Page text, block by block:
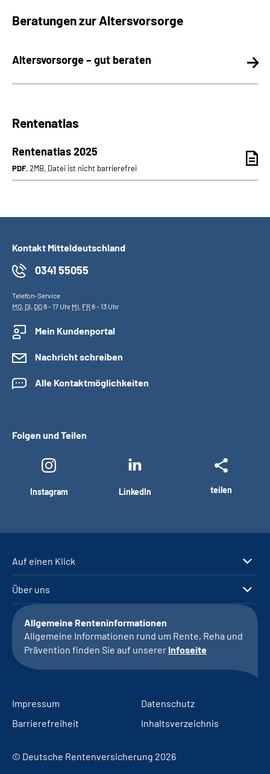
Beratungen zur Altersvorsorge
Altersvorsorge – gut beraten
Rentenatlas
Rentenatlas 2025
PDF, 2MB, Datei ist nicht barrierefrei
Kontakt Mitteldeutschland
0341 55055
Telefon-Service
MO, DI, DO8 - 17 Uhr MI, FR8 - 13 Uhr
Mein Kundenportal
Nachricht schreiben
Alle Kontaktmöglichkeiten
Folgen und Teilen
Instagram LinkedIn teilen
Auf einen Klick
Über uns
Allgemeine Renteninformationen
Allgemeine Informationen rund um Rente, Reha und
Prävention finden Sie auf unserer Infoseite
Impressum
Datenschutz
Barrierefreiheit
Inhaltsverzeichnis
© Deutsche Rentenversicherung 2026